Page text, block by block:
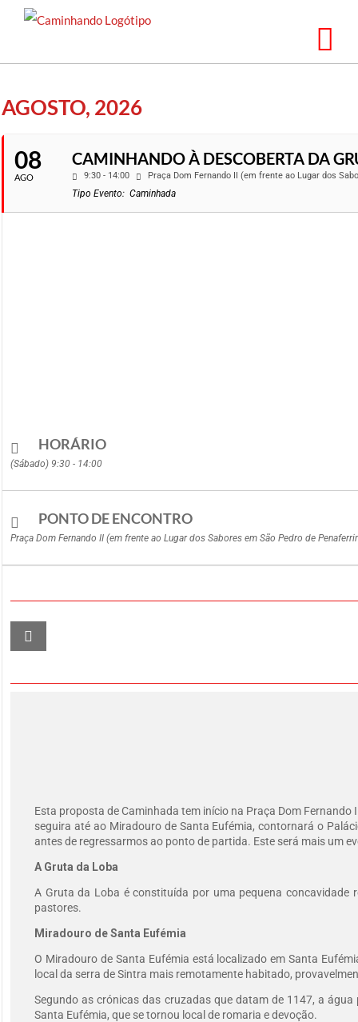
Saltar
AGOSTO, 2026
08
AGO
CAMINHANDO À DESCOBERTA DA
9:30 - 14:00 Praça Dom Fernando II (em frente ao Lugar dos
Tipo Evento: Caminhada
HORÁRIO
(Sábado) 9:30 - 14:00
PONTO DE ENCONTRO
Praça Dom Fernando II (em frente ao Lugar dos Sabores em São Pedro de
Esta proposta de Caminhada tem início na Praça Dom
seguira até ao Miradouro de Santa Eufémia, contornará o
antes de regressarmos ao ponto de partida. Este será mais um
A Gruta da Loba
A Gruta da Loba é constituída por uma pequena concavidade
pastores.
Miradouro de Santa Eufémia
O Miradouro de Santa Eufémia está localizado em Santa
local da serra de Sintra mais remotamente habitado,
Segundo as crónicas das cruzadas que datam de 1147, a
Santa Eufémia, que se tornou local de romaria e devoção.